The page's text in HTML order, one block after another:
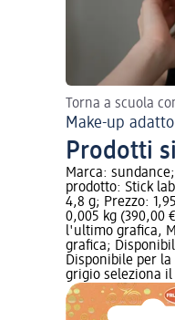
Torna a scuola
Make-up
Prodotti
Marca:
prodotto: Stick
4,8 g; Prezzo:
0,005 kg (390,00
l'ultimo grafica,
grafica;
Disponibile per
grigio seleziona